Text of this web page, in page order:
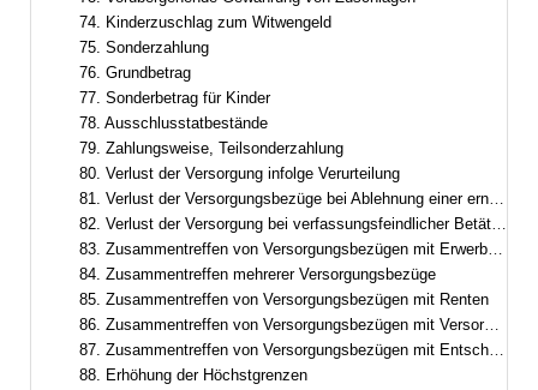
74. Kinderzuschlag zum Witwengeld
75. Sonderzahlung
76. Grundbetrag
77. Sonderbetrag für Kinder
78. Ausschlusstatbestände
79. Zahlungsweise, Teilsonderzahlung
80. Verlust der Versorgung infolge Verurteilung
81. Verlust der Versorgungsbezüge bei Ablehnung einer erneuten Berufung
82. Verlust der Versorgung bei verfassungsfeindlicher Betätigung
83. Zusammentreffen von Versorgungsbezügen mit Erwerbs- und Erwerbsersatzeinkommen
84. Zusammentreffen mehrerer Versorgungsbezüge
85. Zusammentreffen von Versorgungsbezügen mit Renten
86. Zusammentreffen von Versorgungsbezügen mit Versorgung aus zwischenstaatlicher und überstaatlicher Verwendung
87. Zusammentreffen von Versorgungsbezügen mit Entschädigung oder Versorgungsbezügen nach dem Abgeordnetenstatut des Europäischen Parlaments
88. Erhöhung der Höchstgrenzen